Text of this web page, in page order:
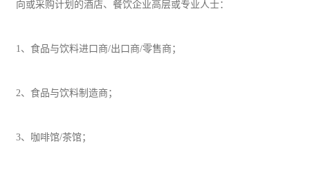
向或采购计划的酒店、餐饮企业高层或专业人士：
1、食品与饮料进口商/出口商/零售商；
2、食品与饮料制造商；
3、咖啡馆/茶馆；